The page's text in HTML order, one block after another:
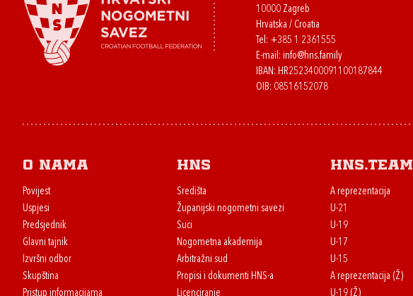
10000 Zagreb
Hrvatska / Croatia
Tel: +385 1 2361555
E-mail: info@hns.family
IBAN: HR2523400091100187844
OIB: 08516152078
O nama
Povijest
Uspjesi
Predsjednik
Glavni tajnik
Izvršni odbor
Skupština
Pristup informacijama
HNS
Središta
Županijski nogometni savezi
Suci
Nogometna akademija
Arbitražni sud
Propisi i dokumenti HNS-a
Licenciranje
HNS.team
A reprezentacija
U-21
U-19
U-17
U-15
A reprezentacija (Ž)
U-19 (Ž)